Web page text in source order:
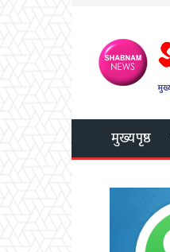
मुख्यपृष्ठ